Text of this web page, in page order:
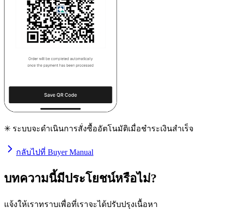
✳ ระบบจะดำเนินการสั่งซื้ออัตโนมัติเมื่อชำระเงินสำเร็จ
กลับไปที่ Buyer Manual
บทความนี้มีประโยชน์หรือไม่?
แจ้งให้เราทราบเพื่อที่เราจะได้ปรับปรุงเนื้อหา